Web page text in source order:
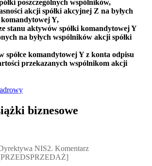
poszczególnych wspólników,
akcji spółki akcyjnej Z na byłych
Y,
stanu aktywów spółki komandytowej Y
na byłych wspólników akcji spółki
spółce komandytowej Y z konta odpisu
przekazanych wspólnikom akcji
biznesowe
NIS2. Komentarz [PRZEDSPRZEDAŻ],
NIS2. Komentarz